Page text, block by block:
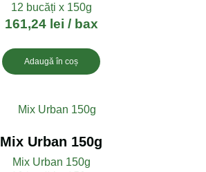
12 bucăți x 150g
161,24 lei / bax
Adaugă în coș
Mix Urban 150g
Mix Urban 150g